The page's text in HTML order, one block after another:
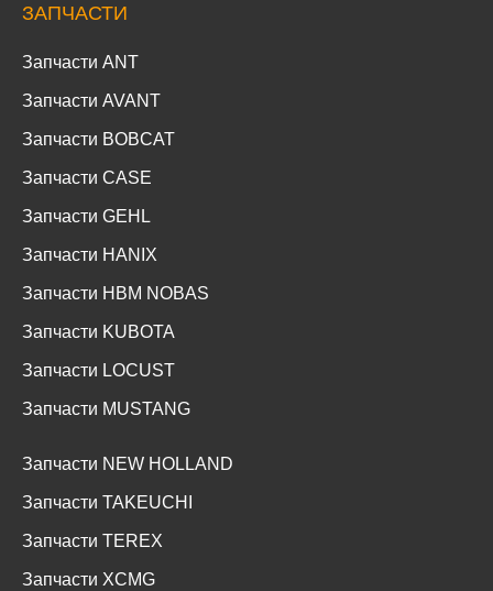
ЗАПЧАСТИ
Запчасти ANT
Запчасти AVANT
Запчасти BOBCAT
Запчасти CASE
Запчасти GEHL
Запчасти HANIX
Запчасти HBM NOBAS
Запчасти KUBOTA
Запчасти LOCUST
Запчасти MUSTANG
Запчасти NEW HOLLAND
Запчасти TAKEUCHI
Запчасти TEREX
Запчасти XCMG